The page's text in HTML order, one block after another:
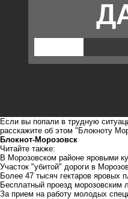
Если вы попали в трудную
расскажите об этом "Блокноту
Блoкнoт-Морозовск
Читайте также:
В Морозовском районе яровыми
Участок "убитой" дороги в
Более 47 тысяч гектаров яровых
Бесплатный проезд морозовским
За прием на работу молодых